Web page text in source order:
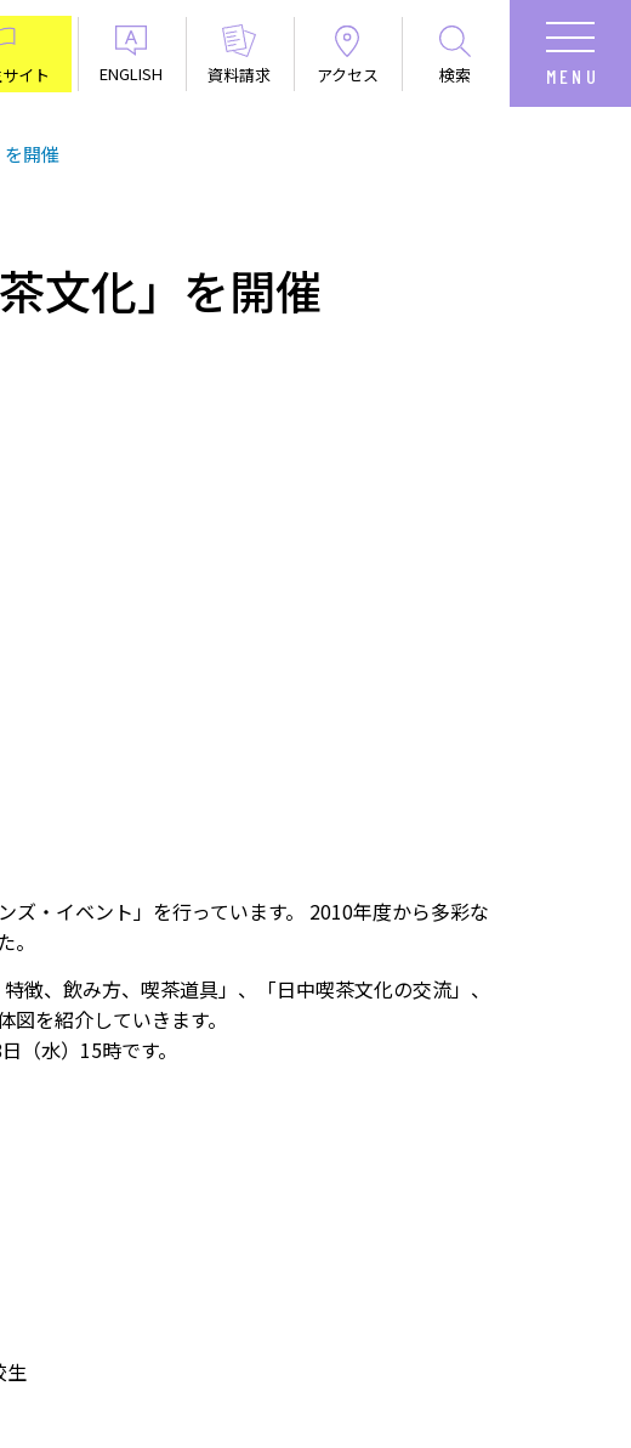
イト ENGLISH 資料請求 アクセス 検索
開催
文化」を開催
・イベント」を行っています。 2010年度から多彩な
徴、飲み方、喫茶道具」、「日中喫茶文化の交流」、
を紹介していきます。
（水）15時です。
生